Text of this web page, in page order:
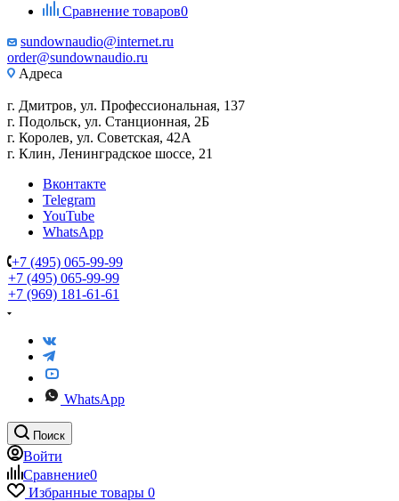
Сравнение товаров0
sundownaudio@internet.ru
order@sundownaudio.ru
Адреса
г. Дмитров, ул. Профессиональная, 137
г. Подольск, ул. Станционная, 2Б
г. Королев, ул. Советская, 42А
г. Клин, Ленинградское шоссе, 21
Вконтакте
Telegram
YouTube
WhatsApp
+7 (495) 065-99-99
+7 (495) 065-99-99
+7 (969) 181-61-61
WhatsApp
Поиск
Войти
Сравнение0
Избранные товары 0